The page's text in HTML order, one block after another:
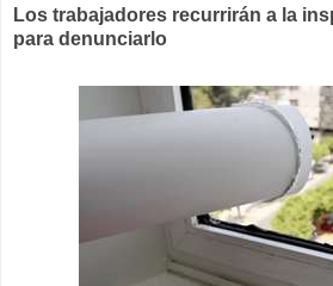
Los trabajadores recurrirán a la
para denunciarlo